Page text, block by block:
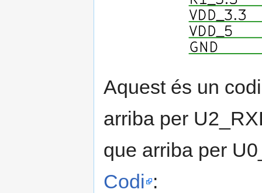
Aquest és un
arriba per
que arriba per
Codi :